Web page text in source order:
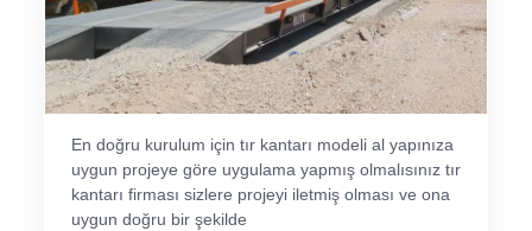
En doğru kurulum için tır kantarı modeli al yapınıza
uygun projeye göre uygulama yapmış olmalısınız tır
kantarı firması sizlere projeyi iletmiş olması ve ona
uygun doğru bir şekilde